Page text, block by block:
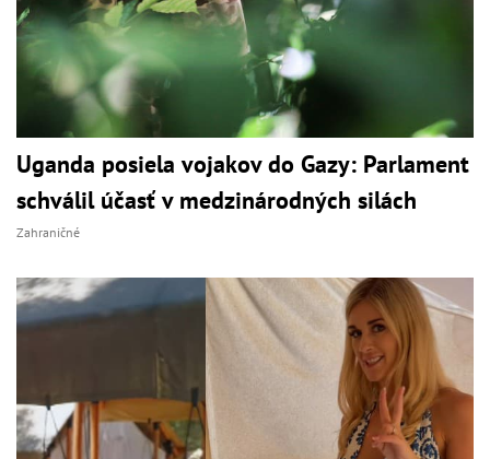
Uganda posiela vojakov do Gazy: Parlament
schválil účasť v medzinárodných silách
Zahraničné